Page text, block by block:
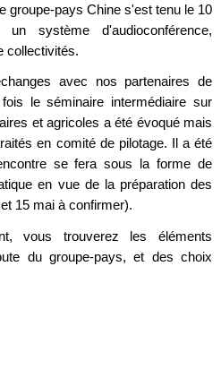
groupe-pays Chine s'est tenu le 10
système d'audioconférence,
collectivités.
avec nos partenaires de
le séminaire intermédiaire sur
et agricoles a été évoqué mais
en comité de pilotage. Il a été
se fera sous la forme de
en vue de la préparation des
15 mai à confirmer).
vous trouverez les éléments
du groupe-pays, et des choix